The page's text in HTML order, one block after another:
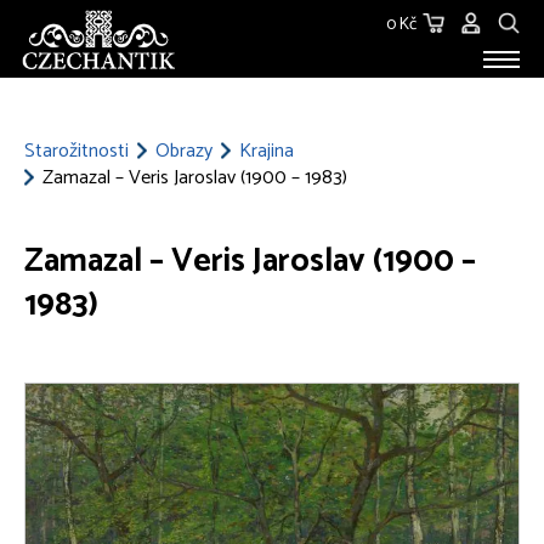
0 Kč
Starožitnosti Obrazy
Krajina
Zamazal – Veris Jaroslav (1900 – 1983)
Zamazal – Veris Jaroslav (1900 –
1983)